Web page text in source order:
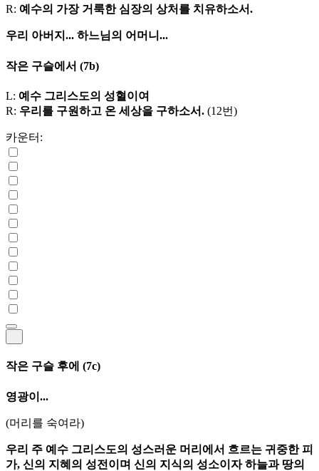
R: 예수의 가장 거룩한 심장의 상처를 치유하소서.
우리 아버지... 하느님의 어머니...
작은 구슬에서 (7b)
L: 예수 그리스도의 성혈이여
R: 우리를 구원하고 온 세상을 구하소서. (12번)
카운터:
작은 구슬 후에 (7c)
영광이...
(머리를 숙여라)
우리 주 예수 그리스도의 성스러운 머리에서 흐르는 귀중한 피
가, 신의 지혜의 성전이며 신의 지식의 성소이자 하늘과 땅의